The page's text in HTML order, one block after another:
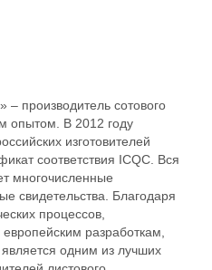
сотового
опытом. В 2012 году
изготовителей
соответствия ICQC. Вся
многочисленные
свидетельства. Благодаря
процессов,
разработкам,
одним из лучших